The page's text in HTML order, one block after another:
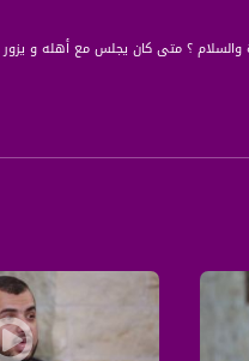
والسلام ؟ متى كان يجلس مع أهله و